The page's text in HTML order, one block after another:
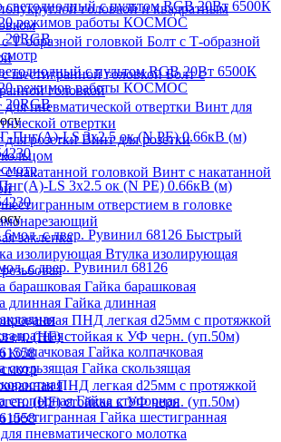
головкой и квадратным
Болт с Т-образной
Болт с
головкой
Винт для
отвертки
Винт для розетки
Винт с накатанной
отверстием в головке
заклепка
Втулка изолирующая
Гайка барашковая
Гайка длинная
Гайка колпачковая
Гайка скользящая
Гайка стопорная
Гайка шестигранная
пневматического молотка
с пультом RGB 20Вт 6500К
20 режимов работы КОСМОС
LS 3х2.5 ок (N PE) 0.66кВ (м)
Быстрый
с двер. Рувинил 68126
ПНД легкая d25мм с протяжкой
(HF) стойкая к УФ черн. (уп.50м)